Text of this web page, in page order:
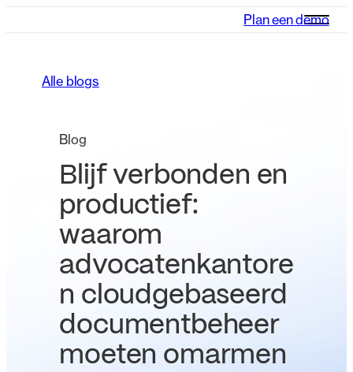
Plan een demo
Alle blogs
Blog
Blijf verbonden en
productief:
waarom
advocatenkantore
n cloudgebaseerd
documentbeheer
moeten omarmen